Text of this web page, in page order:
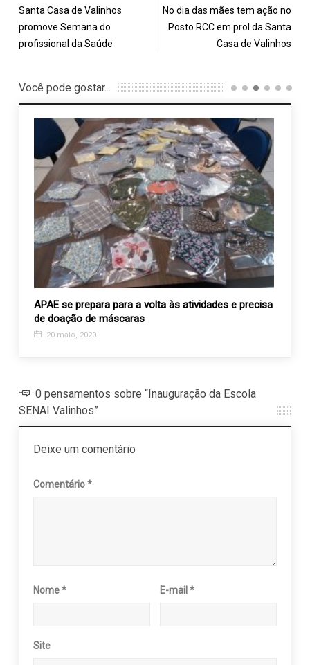
Santa Casa de Valinhos
promove Semana do
profissional da Saúde
No dia das mães tem ação no
Posto RCC em prol da Santa
Casa de Valinhos
Você pode gostar...
APAE se prepara para a volta às atividades e precisa
de doação de máscaras
20 maio, 2020
0 pensamentos sobre “Inauguração da Escola
SENAI Valinhos”
Deixe um comentário
Comentário*
Nome* E-mail*
Site